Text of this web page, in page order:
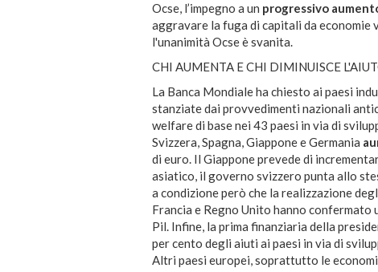
Ocse, l’impegno a un progressivo
aggravare la fuga di capitali da economie
l'unanimità Ocse è svanita.
CHI AUMENTA E CHI DIMINUISCE
La Banca Mondiale ha chiesto ai paesi
stanziate dai provvedimenti nazionali
welfare di base nei 43 paesi in via di
Svizzera, Spagna, Giappone e Germania
di euro. Il Giappone prevede di
asiatico, il governo svizzero punta allo
a condizione però che la realizzazione
Francia e Regno Unito hanno
Pil. Infine, la prima finanziaria della
per cento degli aiuti ai paesi in via di
Altri paesi europei, soprattutto le